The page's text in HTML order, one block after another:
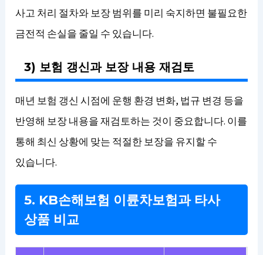
사고 처리 절차와 보장 범위를 미리 숙지하면 불필요한
금전적 손실을 줄일 수 있습니다.
3) 보험 갱신과 보장 내용 재검토
매년 보험 갱신 시점에 운행 환경 변화, 법규 변경 등을
반영해 보장 내용을 재검토하는 것이 중요합니다. 이를
통해 최신 상황에 맞는 적절한 보장을 유지할 수
있습니다.
5. KB손해보험 이륜차보험과 타사
상품 비교